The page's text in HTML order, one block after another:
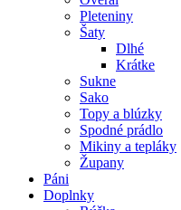
Pleteniny
Šaty
Dlhé
Krátke
Sukne
Sako
Topy a blúzky
Spodné prádlo
Mikiny a tepláky
Župany
Páni
Doplnky